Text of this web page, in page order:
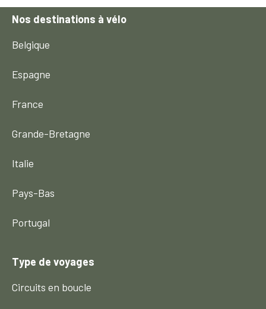
Nos destinations à vélo
Belgique
Espagne
France
Grande-Bretagne
Italie
Pays-Bas
Portugal
Type de voyages
Circuits en boucle